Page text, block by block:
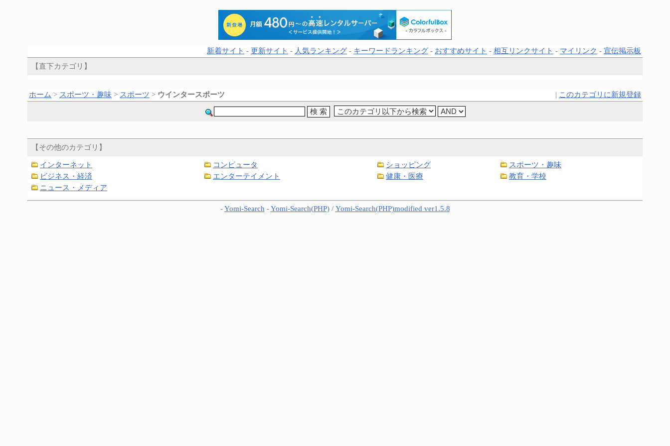
新着サイト - 更新サイト - 人気ランキング - キーワードランキング - おすすめサイト - 相互リンクサイト - マイリンク - 宣伝掲示板
【直下カテゴリ】
ホーム > スポーツ・趣味 > スポーツ > ウインタースポーツ | このカテゴリに新規登録
【その他のカテゴリ】
インターネット コンピュータ ショッピング
スポーツ・趣味
ビジネス・経済
エンターテイメント 健康・医療
教育・学校
ニュース・メディア
-Yomi-Search -Yomi-Search(PHP)/ Yomi-Search(PHP)modified ver1.5.8